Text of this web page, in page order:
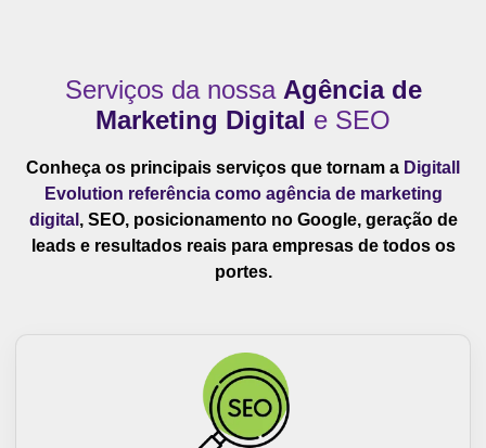
Serviços da nossa Agência de
Marketing Digital e SEO
Conheça os principais serviços que tornam a Digitall
Evolution referência como agência de marketing
digital , SEO, posicionamento no Google, geração de
leads e resultados reais para empresas de todos os
portes.